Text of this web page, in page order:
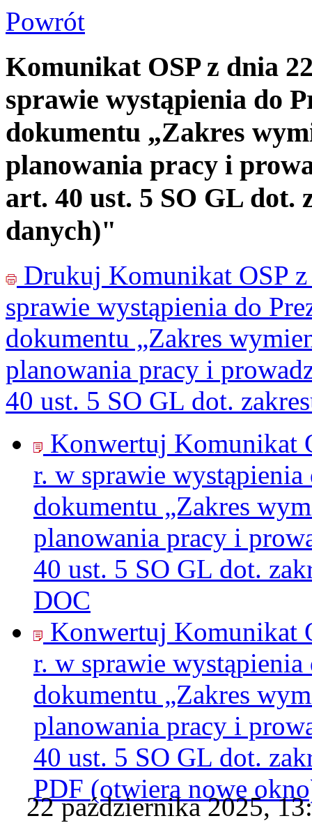
Powrót
Komunikat OSP z dnia
sprawie wystąpienia do
dokumentu „Zakres
planowania pracy i
art. 40 ust. 5 SO GL dot.
danych)"
Drukuj Komunikat OSP
sprawie wystąpienia do
dokumentu „Zakres
planowania pracy i
40 ust. 5 SO GL dot.
Konwertuj Komunikat
r. w sprawie wystąpienia
dokumentu „Zakres
planowania pracy i
40 ust. 5 SO GL dot.
DOC
Konwertuj Komunikat
r. w sprawie wystąpienia
dokumentu „Zakres
planowania pracy i
40 ust. 5 SO GL dot.
PDF (otwiera nowe
22 października 2025,